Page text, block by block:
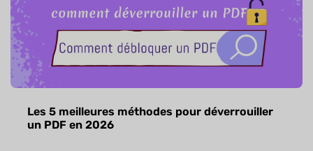
Les 5 meilleures méthodes pour déverrouiller
un PDF en 2026